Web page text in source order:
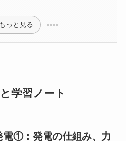
もっと見る
学習ノート
①：発電の仕組み、力